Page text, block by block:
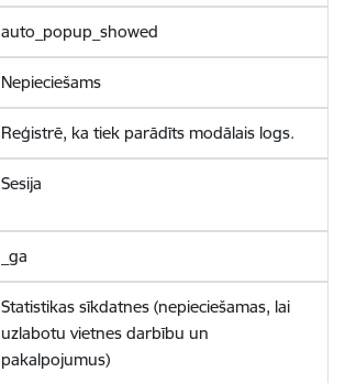
auto_popup_showed
Nepieciešams
Reģistrē, ka tiek parādīts modālais logs.
Sesija
_ga
Statistikas sīkdatnes (nepieciešamas, lai
uzlabotu vietnes darbību un
pakalpojumus)